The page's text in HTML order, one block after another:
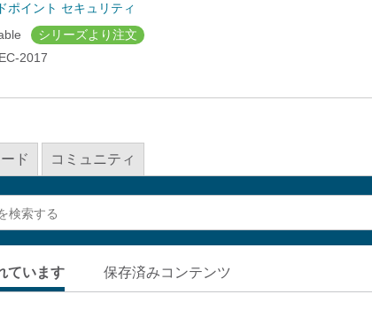
ポイント セキュリティ
シリーズより注文
2017
ド コミュニティ
ています 保存済みコンテンツ